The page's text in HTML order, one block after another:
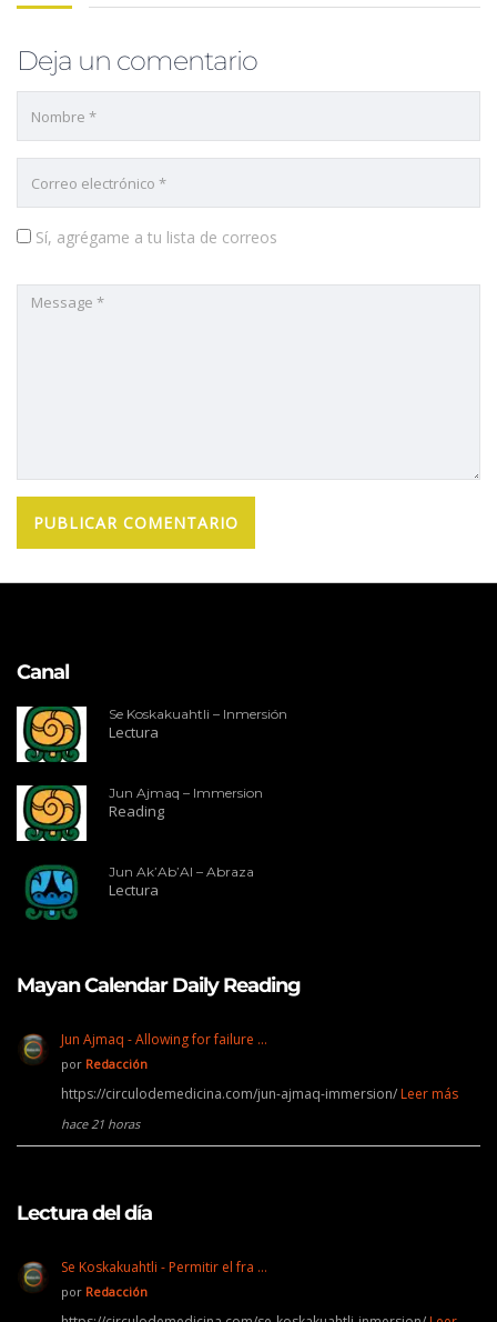
Deja un comentario
Sí, agrégame a tu lista de correos
Canal
Se Koskakuahtli – Inmersión
Lectura
Jun Ajmaq – Immersion
Reading
Jun Ak’Ab’Al – Abraza
Lectura
Mayan Calendar Daily Reading
Jun Ajmaq - Allowing for failure …
por Redacción
https://circulodemedicina.com/jun-ajmaq-immersion/ Leer más
hace 21 horas
Lectura del día
Se Koskakuahtli - Permitir el fra …
por Redacción